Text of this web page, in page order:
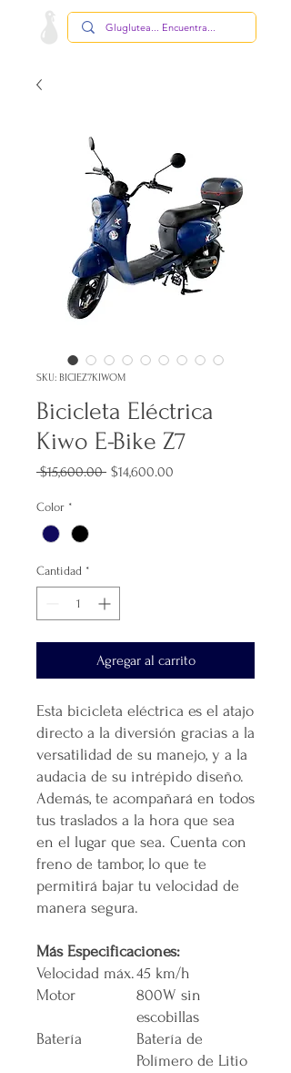
SKU: BICIEZ7KIWOM
Bicicleta Eléctrica
Kiwo E-Bike Z7
$15,600.00 Precio
$14,600.00
Color *
Cantidad *
Agregar al carrito
Esta bicicleta eléctrica es el atajo
directo a la diversión gracias a la
versatilidad de su manejo, y a la
audacia de su intrépido diseño.
Además, te acompañará en todos
tus traslados a la hora que sea
en el lugar que sea. Cuenta con
freno de tambor, lo que te
permitirá bajar tu velocidad de
manera segura.
Más Especificaciones:
Velocidad máx.45 km/h
Motor
800W sin
escobillas
Batería
Batería de
Polímero de Litio